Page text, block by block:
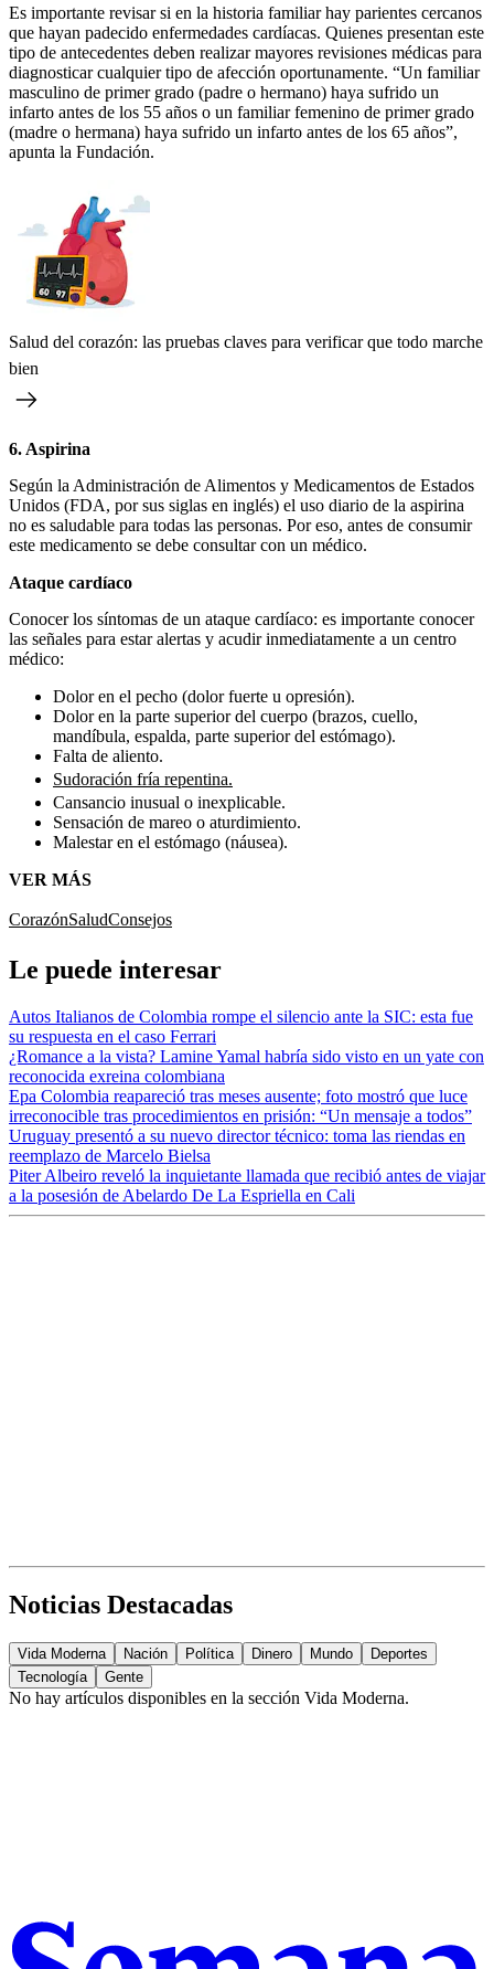
Es importante revisar si en la historia familiar hay parientes cercanos
que hayan padecido enfermedades cardíacas. Quienes presentan este
tipo de antecedentes deben realizar mayores revisiones médicas para
diagnosticar cualquier tipo de afección oportunamente. “Un familiar
masculino de primer grado (padre o hermano) haya sufrido un
infarto antes de los 55 años o un familiar femenino de primer grado
(madre o hermana) haya sufrido un infarto antes de los 65 años”,
apunta la Fundación.
Salud del corazón: las pruebas claves para verificar que todo marche
bien
6. Aspirina
Según la Administración de Alimentos y Medicamentos de Estados
Unidos (FDA, por sus siglas en inglés) el uso diario de la aspirina
no es saludable para todas las personas. Por eso, antes de consumir
este medicamento se debe consultar con un médico.
Ataque cardíaco
Conocer los síntomas de un ataque cardíaco: es importante conocer
las señales para estar alertas y acudir inmediatamente a un centro
médico:
Dolor en el pecho (dolor fuerte u opresión).
Dolor en la parte superior del cuerpo (brazos, cuello,
mandíbula, espalda, parte superior del estómago).
Falta de aliento.
Sudoración fría repentina.
Cansancio inusual o inexplicable.
Sensación de mareo o aturdimiento.
Malestar en el estómago (náusea).
VER MÁS
CorazónSaludConsejos
Le puede interesar
Autos Italianos de Colombia rompe el silencio ante la SIC: esta fue
su respuesta en el caso Ferrari
¿Romance a la vista? Lamine Yamal habría sido visto en un yate con
reconocida exreina colombiana
Epa Colombia reapareció tras meses ausente; foto mostró que luce
irreconocible tras procedimientos en prisión: “Un mensaje a todos”
Uruguay presentó a su nuevo director técnico: toma las riendas en
reemplazo de Marcelo Bielsa
Piter Albeiro reveló la inquietante llamada que recibió antes de viajar
a la posesión de Abelardo De La Espriella en Cali
Noticias Destacadas
Vida Moderna Nación Política Dinero Mundo
Deportes
Tecnología
Gente
No hay artículos disponibles en la sección Vida Moderna.